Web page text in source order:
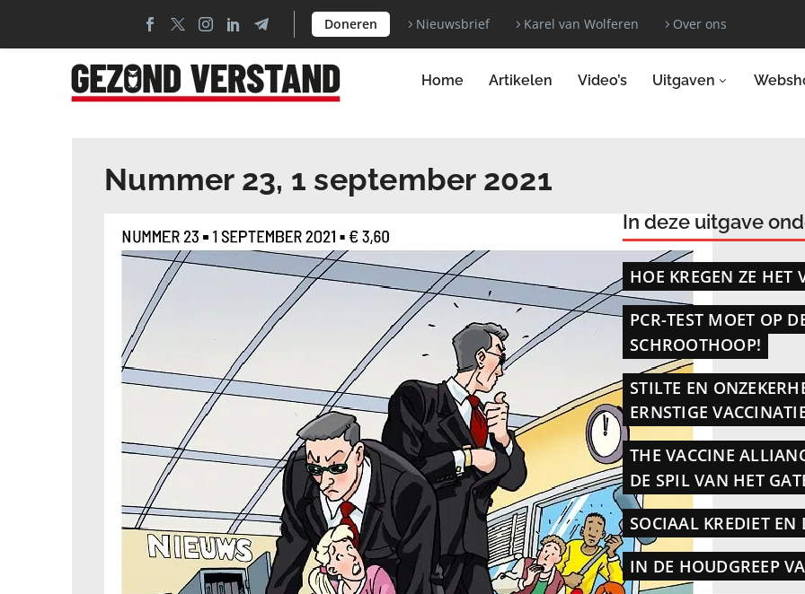
Doneren Nieuwsbrief Karel van Wolferen Over ons
Home Artikelen Video’s Uitgaven
Nummer 23, 1 september 2021
In deze uitgave
HOE KREGEN ZE HET
PCR-TEST MOET OP
SCHROOTHOOP!
STILTE EN
ERNSTIGE
THE VACCINE
DE SPIL VAN HET
SOCIAAL KREDIET
IN DE HOUDGREEP